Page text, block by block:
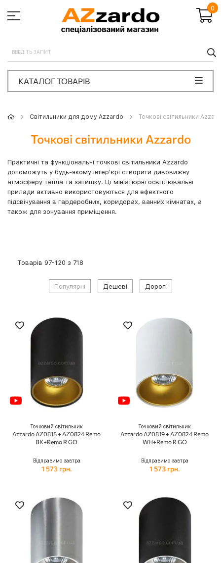
0
КАТАЛОГ ТОВАРІВ
Світильники для дому Azzardo Точкові світильники
Точкові світильники Azzardo
Практичні та функціональні точкові світильники Azzardo
допоможуть у будь-якому інтер'єрі створити дивовижну
атмосферу тепла та затишку. Ці мініатюрні освітлювальні
прилади активно використовуються для ефектного
підсвічування в гардеробних, коридорах, ванних кімнатах, а
також для зонування приміщення.
Товарів 97-120 з 718
Популярні Дешеві Дорогі
Точковий світильник
Azzardo AZ0818 + AZ0824 Remo
BK+Remo R GO
Відправимо завтра
1 573 грн.
Точковий світильник
Azzardo AZ0819 + AZ0824 Remo
WH+Remo R GO
Відправимо завтра
1 573 грн.